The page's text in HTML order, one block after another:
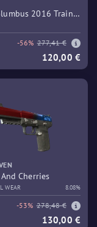
2016 Train
-56% 277,41 €
120,00 €
Cherries
WEAR 8.08%
-53% 278,48 €
130,00 €